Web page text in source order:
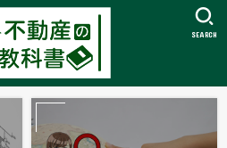
SEARCH